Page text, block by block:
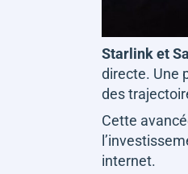
Starlink et
directe. Une
des
Cette
internet.